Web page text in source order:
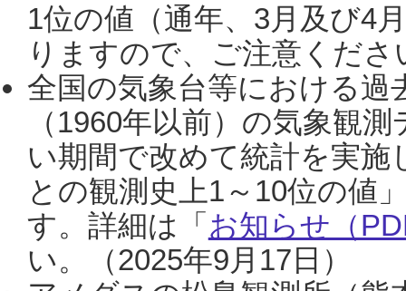
1位の値（通年、3月及び4
りますので、ご注意くだ
全国の気象台等における過
（1960年以前）の気象観
い期間で改めて統計を実
との観測史上1～10位の値
す。詳細は「 お知らせ（
い。（2025年9月17日）